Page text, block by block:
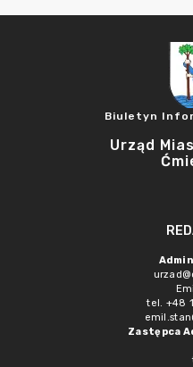
Biuletyn
Urząd
tel. +48
Zastępca